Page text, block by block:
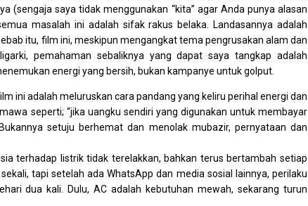
(sengaja saya tidak menggunakan “kita” agar Anda punya alasan
masalah ini adalah sifak rakus belaka. Landasannya adalah
itu, film ini, meskipun mengangkat tema pengrusakan alam dan
pemahaman sebaliknya yang dapat saya tangkap adalah
energi yang bersih, bukan kampanye untuk golput.
ini adalah meluruskan cara pandang yang keliru perihal energi dan
seperti; “jika uangku sendiri yang digunakan untuk membayar
setuju berhemat dan menolak mubazir, pernyataan dan
terhadap listrik tidak terelakkan, bahkan terus bertambah setiap
tapi setelah ada WhatsApp dan media sosial lainnya, perilaku
dua kali. Dulu, AC adalah kebutuhan mewah, sekarang turun